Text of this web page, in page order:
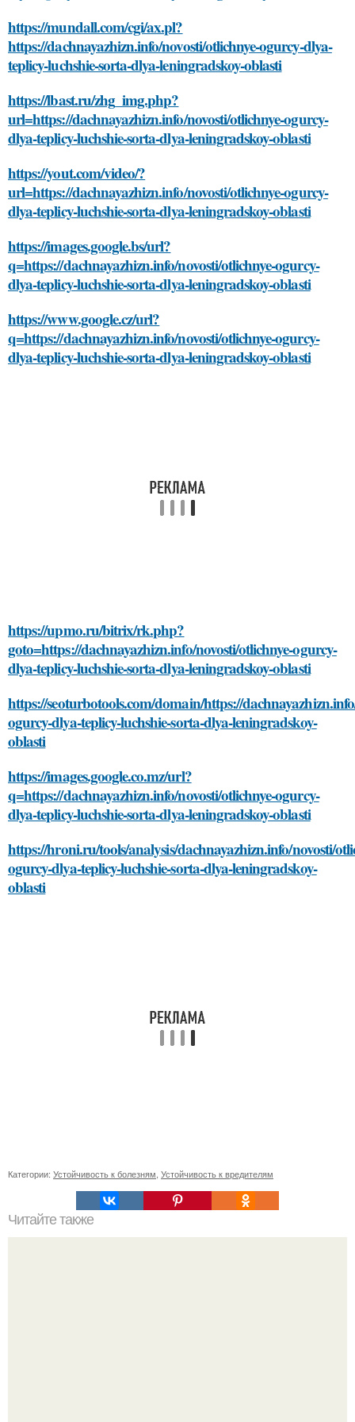
https://mundall.com/cgi/ax.pl?
https://dachnayazhizn.info/novosti/otlichnye-ogurcy-dlya-
teplicy-luchshie-sorta-dlya-leningradskoy-oblasti
https://lbast.ru/zhg_img.php?
url=https://dachnayazhizn.info/novosti/otlichnye-ogurcy-
dlya-teplicy-luchshie-sorta-dlya-leningradskoy-oblasti
https://yout.com/video/?
url=https://dachnayazhizn.info/novosti/otlichnye-ogurcy-
dlya-teplicy-luchshie-sorta-dlya-leningradskoy-oblasti
https://images.google.bs/url?
q=https://dachnayazhizn.info/novosti/otlichnye-ogurcy-
dlya-teplicy-luchshie-sorta-dlya-leningradskoy-oblasti
https://www.google.cz/url?
q=https://dachnayazhizn.info/novosti/otlichnye-ogurcy-
dlya-teplicy-luchshie-sorta-dlya-leningradskoy-oblasti
https://upmo.ru/bitrix/rk.php?
goto=https://dachnayazhizn.info/novosti/otlichnye-ogurcy-
dlya-teplicy-luchshie-sorta-dlya-leningradskoy-oblasti
https://seoturbotools.com/domain/https://
ogurcy-dlya-teplicy-luchshie-sorta-dlya-leningradskoy-
oblasti
https://images.google.co.mz/url?
q=https://dachnayazhizn.info/novosti/otlichnye-ogurcy-
dlya-teplicy-luchshie-sorta-dlya-leningradskoy-oblasti
https://hroni.ru/tools/analysis/dachnayazhizn.info/novosti/
ogurcy-dlya-teplicy-luchshie-sorta-dlya-leningradskoy-
oblasti
Категории: Устойчивость к болезням Устойчивость к вредителям
Читайте также